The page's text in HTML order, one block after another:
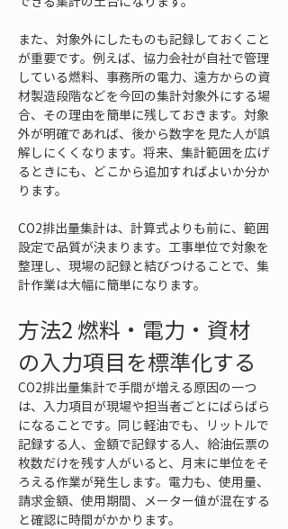
また、対象外にしたものも記録しておくこと
が重要です。例えば、協力会社が自社で管理
している燃料、事務所の電力、遠方からの資
材製造段階などを今回の集計対象外にする場
合、その理由を簡単に残しておきます。対象
外が明確であれば、後から数字を見た人が誤
解しにくくなります。将来、集計範囲を広げ
るときにも、どこから追加すればよいか分か
ります。
CO2排出量集計は、計算式よりも前に、範囲
設定で品質が決まります。工事単位で対象を
整理し、現場の記録と結びつけることで、集
計作業は大幅に簡単になります。
方法2 燃料・電力・資材
の入力項目を標準化する
CO2排出量集計で手間が増える原因の一つ
は、入力項目が現場や担当者ごとにばらばら
になることです。同じ軽油でも、リットルで
記録する人、金額で記録する人、給油伝票の
枚数だけを残す人がいると、月末に単位をそ
ろえる作業が発生します。電力も、使用量、
請求金額、使用期間、メーター値が混在する
と確認に時間がかかります。